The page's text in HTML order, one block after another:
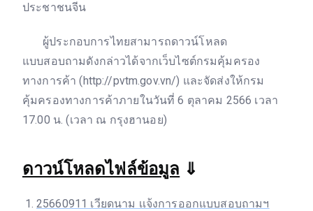
ประชาชนจีน
ผู้ประกอบการไทยสามารถดาวน์โหลด
แบบสอบถามดังกล่าวได้จากเว็บไซต์กรมคุ้มครอง
ทางการค้า (http://pvtm.gov.vn/) และจัดส่งให้กรม
คุ้มครองทางการค้าภายในวันที่ 6 ตุลาคม 2566 เวลา
17.00 น. (เวลา ณ กรุงฮานอย)
ดาวน์โหลดไฟล์ข้อมูล ⇓
25660911 เวียดนาม เเจ้งการออกแบบสอบถามฯ